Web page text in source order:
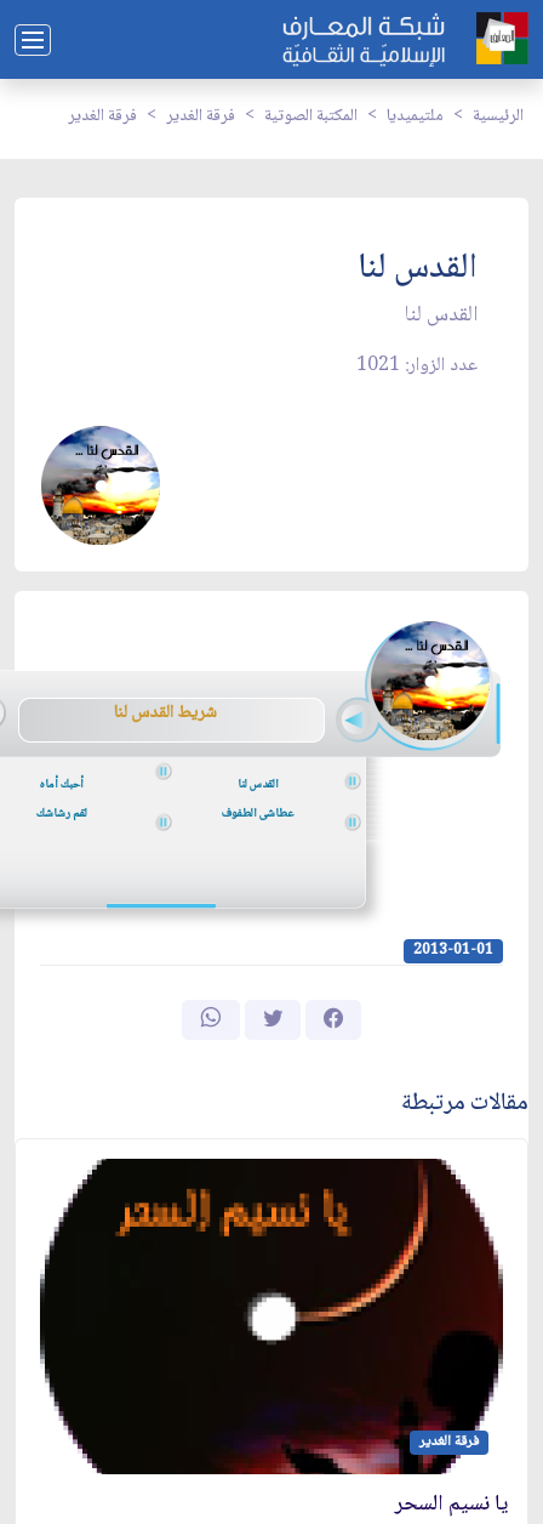
الرئيسية ملتيميديا المكتبة الصوتية فرقة الغدير فرقة الغدير
القدس لنا
القدس لنا
عدد الزوار: 1021
شريط القدس لنا
أحبك أماه
لقم رشاشك
القدس لنا
عطاشى الطفوف
2013-01-01
مقالات مرتبطة
فرقة الغدير
يا نسيم السحر